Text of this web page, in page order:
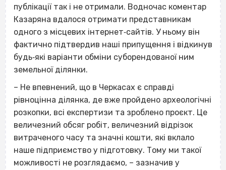
публікації так і не отримали. Водночас коментар
Казаряна вдалося отримати представникам
одного з місцевих інтернет‐сайтів. У ньому він
фактично підтвердив наші припущення і відкинув
будь‐які варіанти обміни суборендованої ним
земельної ділянки.
– Не впевнений, що в Черкасах є справді
рівноцінна ділянка, де вже пройдено археологічні
розкопки, всі експертизи та зроблено проєкт. Це
величезний обсяг робіт, величезний відрізок
витраченого часу та значні кошти, які вклало
наше підприємство у підготовку. Тому ми такої
можливості не розглядаємо, – зазначив у